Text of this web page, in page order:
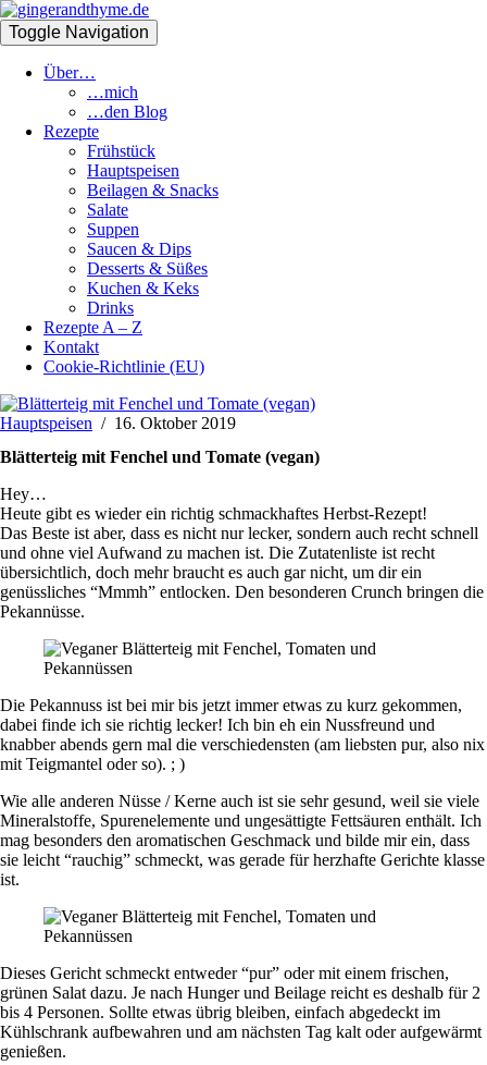
Toggle Navigation
Über…
…mich
…den Blog
Rezepte
Frühstück
Hauptspeisen
Beilagen & Snacks
Salate
Suppen
Saucen & Dips
Desserts & Süßes
Kuchen & Keks
Drinks
Rezepte A – Z
Kontakt
Cookie-Richtlinie (EU)
Hauptspeisen / 16. Oktober 2019
Blätterteig mit Fenchel und Tomate (vegan)
Hey…
Heute gibt es wieder ein richtig schmackhaftes Herbst-Rezept!
Das Beste ist aber, dass es nicht nur lecker, sondern auch recht schnell
und ohne viel Aufwand zu machen ist. Die Zutatenliste ist recht
übersichtlich, doch mehr braucht es auch gar nicht, um dir ein
genüssliches “Mmmh” entlocken. Den besonderen Crunch bringen die
Pekannüsse.
Die Pekannuss ist bei mir bis jetzt immer etwas zu kurz gekommen,
dabei finde ich sie richtig lecker! Ich bin eh ein Nussfreund und
knabber abends gern mal die verschiedensten (am liebsten pur, also nix
mit Teigmantel oder so). ; )
Wie alle anderen Nüsse / Kerne auch ist sie sehr gesund, weil sie viele
Mineralstoffe, Spurenelemente und ungesättigte Fettsäuren enthält. Ich
mag besonders den aromatischen Geschmack und bilde mir ein, dass
sie leicht “rauchig” schmeckt, was gerade für herzhafte Gerichte klasse
ist.
Dieses Gericht schmeckt entweder “pur” oder mit einem frischen,
grünen Salat dazu. Je nach Hunger und Beilage reicht es deshalb für 2
bis 4 Personen. Sollte etwas übrig bleiben, einfach abgedeckt im
Kühlschrank aufbewahren und am nächsten Tag kalt oder aufgewärmt
genießen.